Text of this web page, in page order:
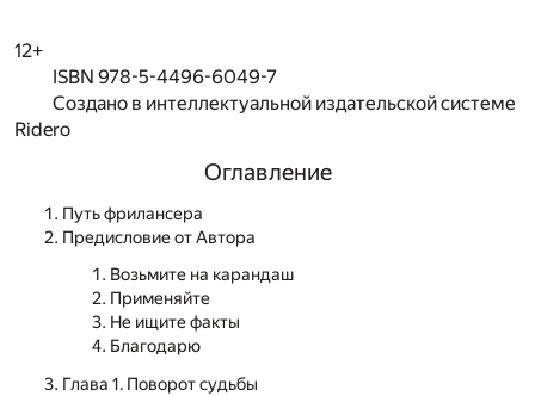
12+
ISBN 978-5-4496-6049-7
Создано в интеллектуальной издательской системе
Ridero
Оглавление
Путь фрилансера
Предисловие от Автора
Возьмите на карандаш
Применяйте
Не ищите факты
Благодарю
Глава 1. Поворот судьбы